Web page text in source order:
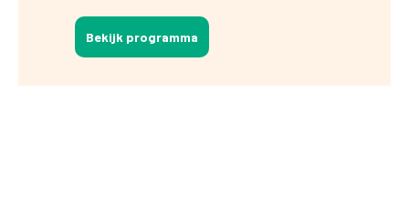
Bekijk programma